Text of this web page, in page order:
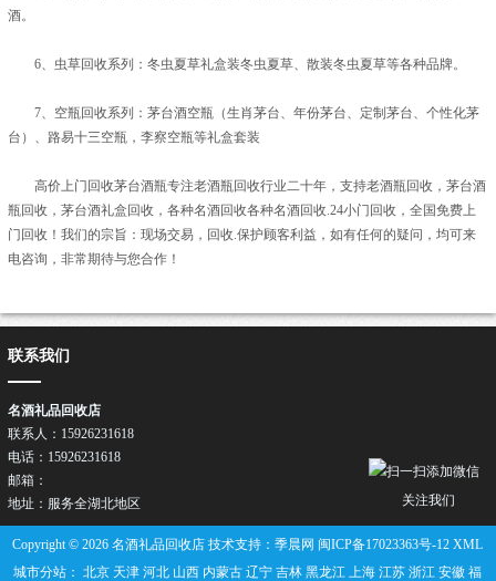
酒。
6、虫草回收系列：冬虫夏草礼盒装冬虫夏草、散装冬虫夏草等各种品牌。
7、空瓶回收系列：茅台酒空瓶（生肖茅台、年份茅台、定制茅台、个性化茅
台）、路易十三空瓶，李察空瓶等礼盒套装
高价上门回收茅台酒瓶专注老酒瓶回收行业二十年，支持老酒瓶回收，茅台酒
瓶回收，茅台酒礼盒回收，各种名酒回收各种名酒回收.24小门回收，全国免费上
门回收！我们的宗旨：现场交易，回收.保护顾客利益，如有任何的疑问，均可来
电咨询，非常期待与您合作！
关注我们
联系我们
名酒礼品回收店
联系人：15926231618
电话：15926231618
邮箱：
地址：服务全湖北地区
Copyright © 2026 名酒礼品回收店 技术支持：季晨网闽ICP备17023363号-12 XML
城市分站：北京 天津 河北 山西 内蒙古 辽宁 吉林 黑龙江 上海 江苏 浙江 安徽 福